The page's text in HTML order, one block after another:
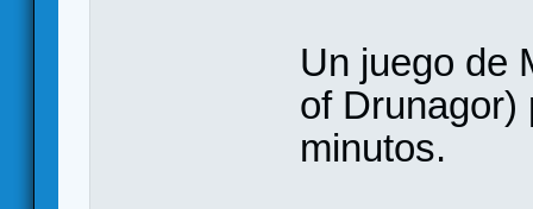
Un juego de
of Drunagor)
minutos.